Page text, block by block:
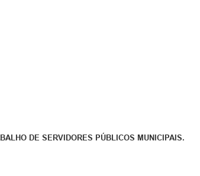
DE SERVIDORES PÚBLICOS MUNICIPAIS.